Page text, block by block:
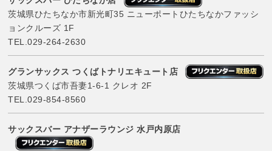
茨城県ひたちなか市新光町35 ニューポートひたちなかファッシ
ョンクルーズ 1F
TEL.029-264-2630
グランサックス つくばトナリエキュート店
茨城県つくば市吾妻1-6-1 クレオ 2F
TEL.029-854-8560
サックスバー アナザーラウンジ 水戸内原店